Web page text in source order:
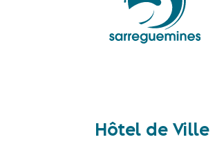
Hôtel de Ville